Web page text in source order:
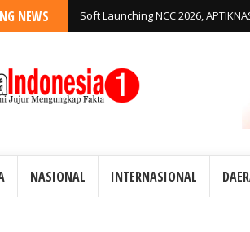
NEWS Soft Launching NCC 2026,
NASIONAL INTERNASIONAL